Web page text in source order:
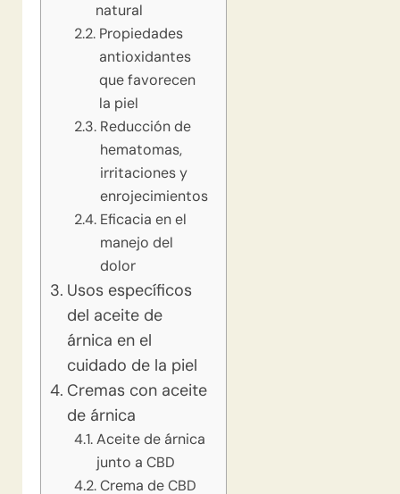
natural
Propiedades
antioxidantes
que favorecen
la piel
Reducción de
hematomas,
irritaciones y
enrojecimientos
Eficacia en el
manejo del
dolor
Usos específicos
del aceite de
árnica en el
cuidado de la piel
Cremas con aceite
de árnica
Aceite de árnica
junto a CBD
Crema de CBD